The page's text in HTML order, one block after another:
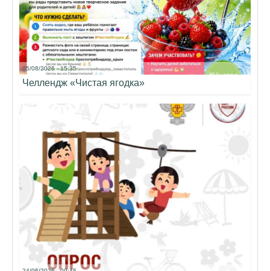
05/08/2026 - 15:35
Челлендж «Чистая ягодка»